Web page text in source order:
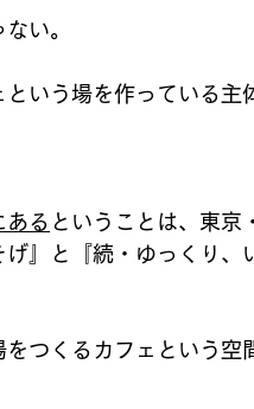
い。
いう場を作っている主
ある ということは、東京
』と『続・ゆっくり、
つくるカフェという空